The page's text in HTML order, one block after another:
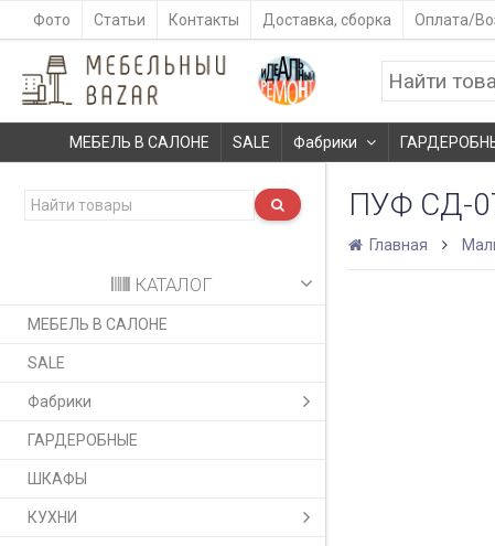
Фото Статьи Контакты Доставка, сборка Оплата/
МЕБЕЛЬ В САЛОНЕ SALE Фабрики
КАТАЛОГ
МЕБЕЛЬ В САЛОНЕ
SALE
Фабрики
ГАРДЕРОБНЫЕ
ШКАФЫ
КУХНИ
ПУФ СД-
Главная